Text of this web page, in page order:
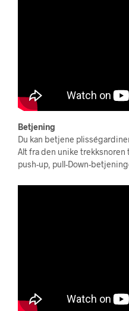
Betjening
Du kan betjene
Alt fra den unike
push-up, pull-Down-